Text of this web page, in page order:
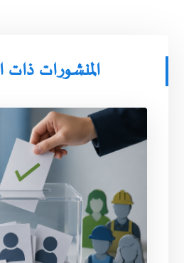
المنشورات ذات